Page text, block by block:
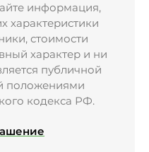
информация,
характеристики
стоимости
характер и ни
публичной
положениями
кодекса РФ.